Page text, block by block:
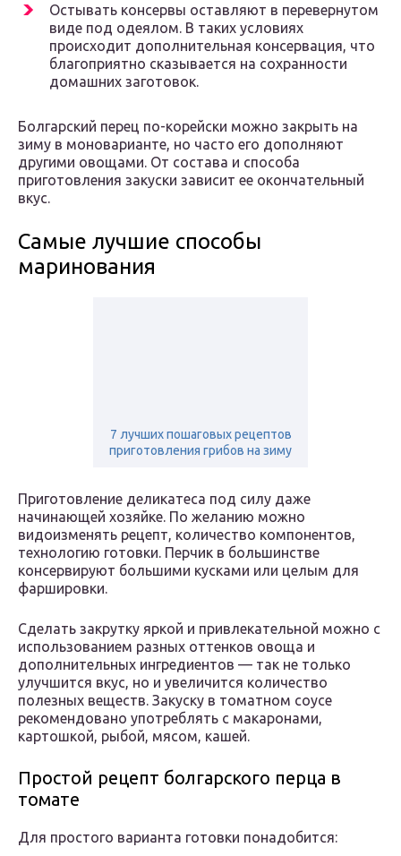
Остывать консервы оставляют в перевернутом
виде под одеялом. В таких условиях
происходит дополнительная консервация, что
благоприятно сказывается на сохранности
домашних заготовок.
Болгарский перец по-корейски можно закрыть на
зиму в моноварианте, но часто его дополняют
другими овощами. От состава и способа
приготовления закуски зависит ее окончательный
вкус.
Самые лучшие способы
маринования
7 лучших пошаговых рецептов
приготовления грибов на зиму
Приготовление деликатеса под силу даже
начинающей хозяйке. По желанию можно
видоизменять рецепт, количество компонентов,
технологию готовки. Перчик в большинстве
консервируют большими кусками или целым для
фаршировки.
Сделать закрутку яркой и привлекательной можно с
использованием разных оттенков овоща и
дополнительных ингредиентов — так не только
улучшится вкус, но и увеличится количество
полезных веществ. Закуску в томатном соусе
рекомендовано употреблять с макаронами,
картошкой, рыбой, мясом, кашей.
Простой рецепт болгарского перца в
томате
Для простого варианта готовки понадобится: